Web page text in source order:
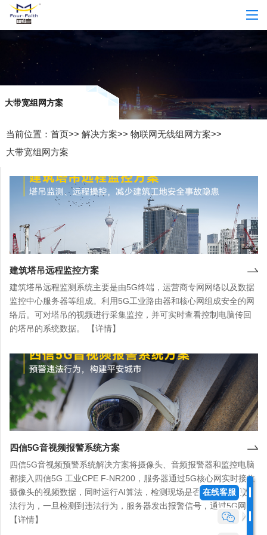
大带宽组网方案
当前位置： 首页>> 解决方案>> 物联网无线组网方案>>
大带宽组网方案
建筑塔吊远程监控方案
建筑塔吊远程监测系统主要是由5G终端，运营商专网网络以及数据
监控中心服务器等组成。利用5G工业路由器和核心网组成安全的网
络后。可对塔吊的视频进行采集监控，并可实时查看控制电脑传回
的塔吊的系统数据。 【详情】
四信5G音视频报警系统方案
四信5G音视频预警系统解决方案将摄像头、音频报警器和监控电脑
都接入四信5G 工业CPE F-NR200，服务器通过5G核心网实时接收
摄像头的视频数据，同时运行AI算法，检测现场是否有人员出现违
法行为，一旦检测到违法行为，服务器发出报警信号，通过5G网...
【详情】
在线客服